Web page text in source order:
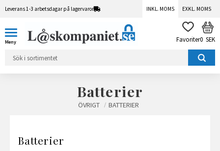
Leverans 1-3 arbetsdagar på lagervaror INKL. MOMS EXKL. MOMS
FAVORITER
0 SEK
Batterier
ÖVRIGT BATTERIER
Batterier